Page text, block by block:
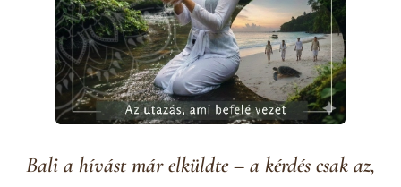
Bali a hívást már elküldte – a kérdés csak az,